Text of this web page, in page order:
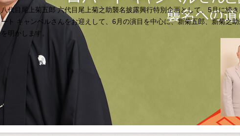
八代目尾上菊五郎 六代目尾上菊之助襲名披露興行特別企画として、5月に続
ート キャンベルさんをお迎えして、6月の演目を中心に、新菊五郎、新菊之
を明かします。